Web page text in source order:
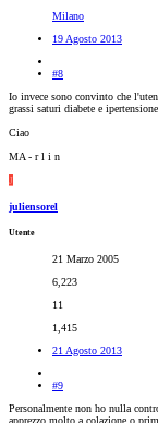
Milano
19 Agosto 2013
#8
Io invece sono convinto che
grassi saturi diabete e
Ciao
MA - r l i n
J
juliensorel
Utente
21 Marzo 2005
6,223
11
1,415
21 Agosto 2013
#9
Personalmente non ho nulla
apprezzo molto a colazione o